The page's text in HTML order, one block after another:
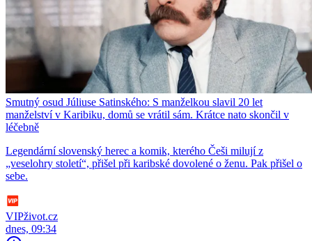
Smutný osud Júliuse Satinského: S manželkou slavil 20 let
manželství v Karibiku, domů se vrátil sám. Krátce nato skončil v
léčebně
Legendární slovenský herec a komik, kterého Češi milují z
„veselohry století“, přišel při karibské dovolené o ženu. Pak přišel o
sebe.
VIPživot.cz
dnes, 09:34